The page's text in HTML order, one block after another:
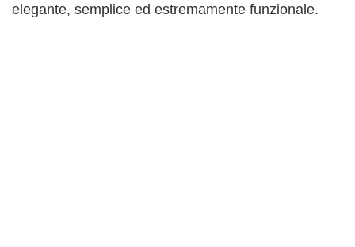
elegante, semplice ed estremamente funzionale.